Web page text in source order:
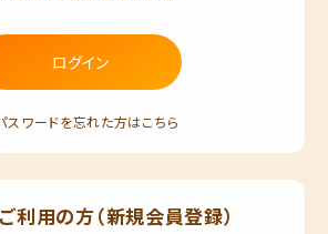
ログイン
ワードを忘れた方はこちら
利用の方（新規会員登録）